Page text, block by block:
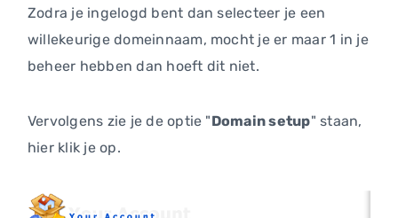
Zodra je ingelogd bent dan selecteer je een
willekeurige domeinnaam, mocht je er maar 1 in je
beheer hebben dan hoeft dit niet.
Vervolgens zie je de optie "Domain setup" staan,
hier klik je op.